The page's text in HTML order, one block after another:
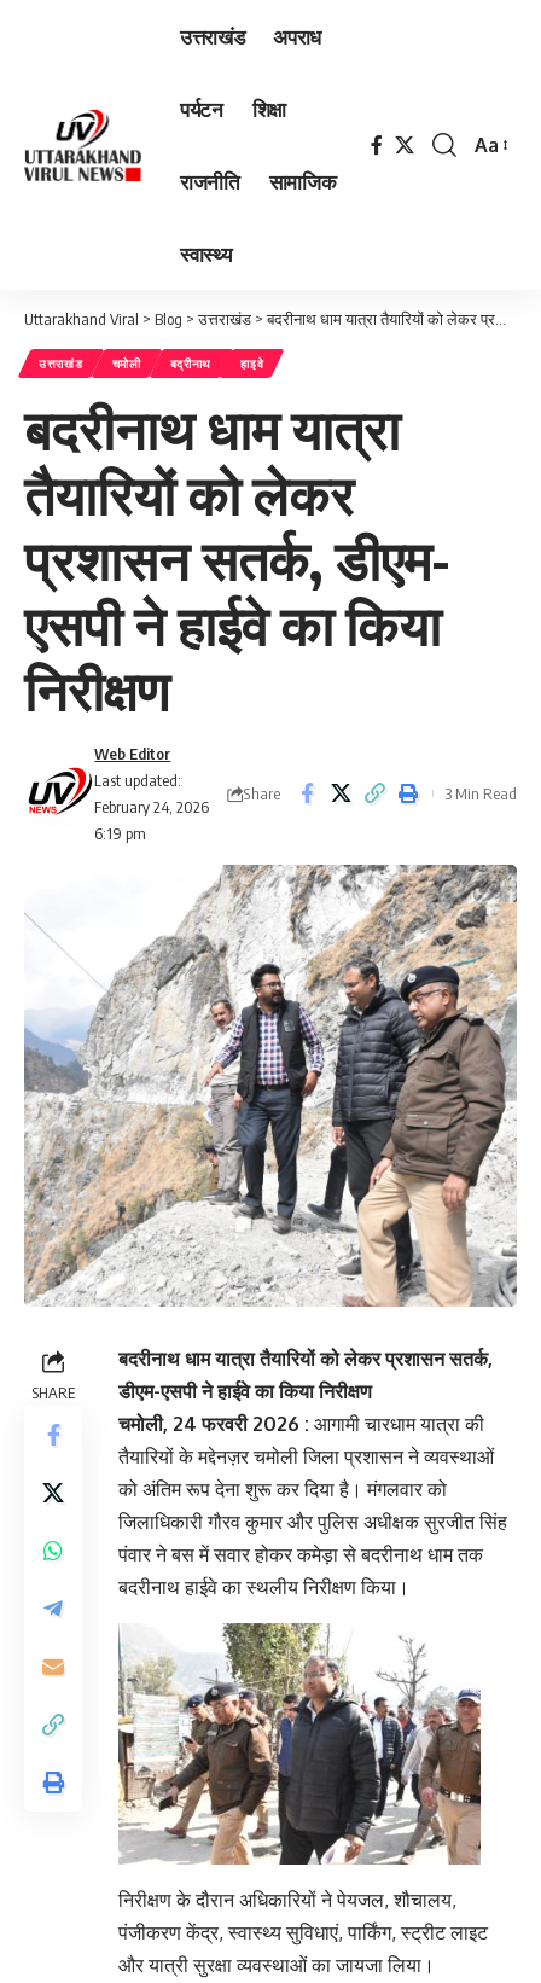
उत्तराखंड अपराध
पर्यटन शिक्षा
राजनीति सामाजिक
स्वास्थ्य
Font
Aa
Uttarakhand Viral > Blog >उत्तराखंड >बदरीनाथ धाम यात्रा तैयारियों को लेकर प्रशासन सतर्क, डीएम-एसपी ने हाईवे का किया निरीक्षण
उत्तराखंड चमोली बद्रीनाथ हाइवे
बदरीनाथ धाम यात्रा
तैयारियों को लेकर
प्रशासन सतर्क, डीएम-
एसपी ने हाईवे का किया
निरीक्षण
Last updated:
February 24, 2026
6:19 pm
Web Editor
Share 3 Min Read
SHARE
बदरीनाथ धाम यात्रा तैयारियों को लेकर प्रशासन सतर्क,
डीएम-एसपी ने हाईवे का किया निरीक्षण
चमोली, 24 फरवरी 2026 : आगामी चारधाम यात्रा की
तैयारियों के मद्देनज़र चमोली जिला प्रशासन ने व्यवस्थाओं
को अंतिम रूप देना शुरू कर दिया है। मंगलवार को
जिलाधिकारी गौरव कुमार और पुलिस अधीक्षक सुरजीत सिंह
पंवार ने बस में सवार होकर कमेड़ा से बदरीनाथ धाम तक
बदरीनाथ हाईवे का स्थलीय निरीक्षण किया।
निरीक्षण के दौरान अधिकारियों ने पेयजल, शौचालय,
पंजीकरण केंद्र, स्वास्थ्य सुविधाएं, पार्किंग, स्ट्रीट लाइट
और यात्री सुरक्षा व्यवस्थाओं का जायजा लिया।